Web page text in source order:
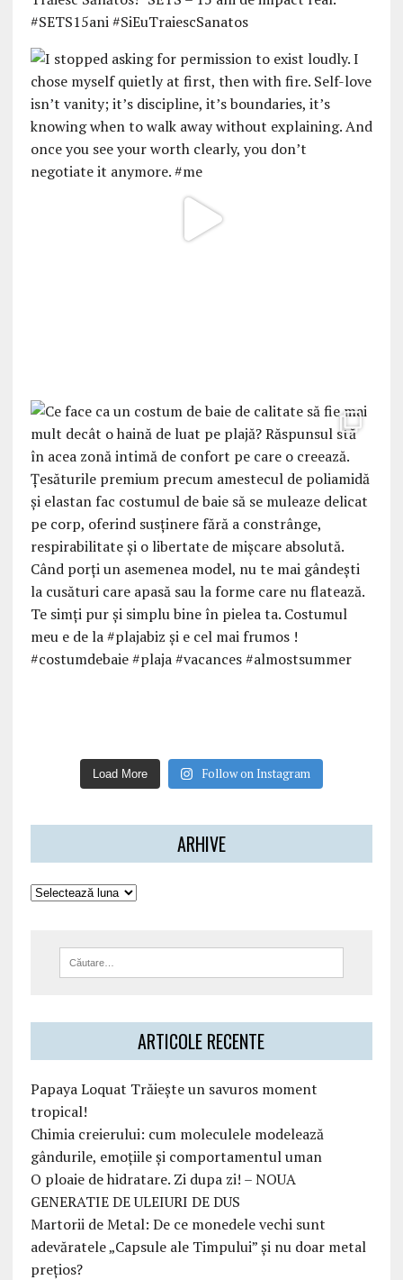
Load More Follow on Instagram
ARHIVE
ARTICOLE RECENTE
Papaya Loquat Trăiește un savuros moment
tropical!
Chimia creierului: cum moleculele modelează
gândurile, emoțiile și comportamentul uman
O ploaie de hidratare. Zi dupa zi! – NOUA
GENERATIE DE ULEIURI DE DUS
Martorii de Metal: De ce monedele vechi sunt
adevăratele „Capsule ale Timpului” și nu doar metal
prețios?